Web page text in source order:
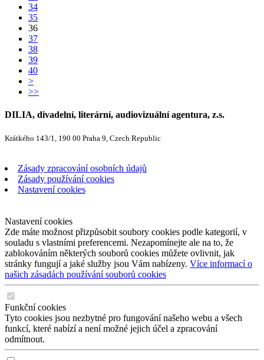
34
35
36
37
38
39
40
>
>>
DILIA, divadelní, literární, audiovizuální agentura, z.s.
Krátkého 143/1, 190 00 Praha 9, Czech Republic
Zásady zpracování osobních údajů
Zásady používání cookies
Nastavení cookies
Nastavení cookies
Zde máte možnost přizpůsobit soubory cookies podle kategorií, v
souladu s vlastními preferencemi. Nezapomínejte ale na to, že
zablokováním některých souborů cookies můžete ovlivnit, jak
stránky fungují a jaké služby jsou Vám nabízeny. Více informací o
našich zásadách používání souborů cookies
Funkční cookies
Tyto cookies jsou nezbytné pro fungování našeho webu a všech
funkcí, které nabízí a není možné jejich účel a zpracování
odmítnout.